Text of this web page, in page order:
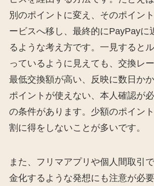
別のポイントに変え、そのポイン
ービスへ移し、最終的にPayPayに
るような考え方です。一見すると
っているように見えても、交換レー
最低交換額が高い、反映に数日か
ポイントが使えない、本人確認が
の条件があります。少額のポイン
割に得をしないことが多いです。
また、フリマアプリや個人間取引
金化するような発想にも注意が必